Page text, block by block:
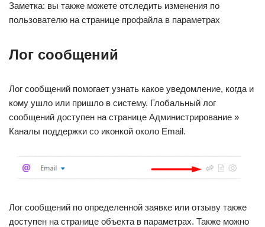
Заметка: вы также можете отследить изменения по
пользователю на странице профайла в параметрах
Лог сообщений
Лог сообщений помогает узнать какое уведомление, когда и
кому ушло или пришло в систему. Глобальный лог
сообщений доступен на странице Администрирование »
Каналы поддержки со иконкой около Email.
Лог сообщений по определенной заявке или отзыву также
доступен на странице объекта в параметрах. Также можно